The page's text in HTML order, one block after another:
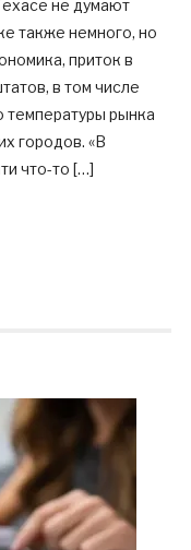
не думают
также немного, но
приток в
в том числе
температуры рынка
городов. «В
что-то […]